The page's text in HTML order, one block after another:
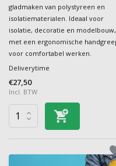
gladmaken van polystyreen en
isolatiematerialen. Ideaal voor
isolatie, decoratie en modelbouw,
met een ergonomische
voor comfortabel werken.
Deliverytime
€27,50
Incl. BTW